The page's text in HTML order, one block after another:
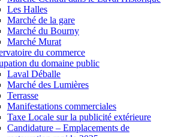
Les Halles
Marché de la gare
Marché du Bourny
Marché Murat
du commerce
du domaine public
Laval Déballe
Marché des Lumières
Terrasse
Manifestations commerciales
Taxe Locale sur la publicité extérieure
Candidature – Emplacements de